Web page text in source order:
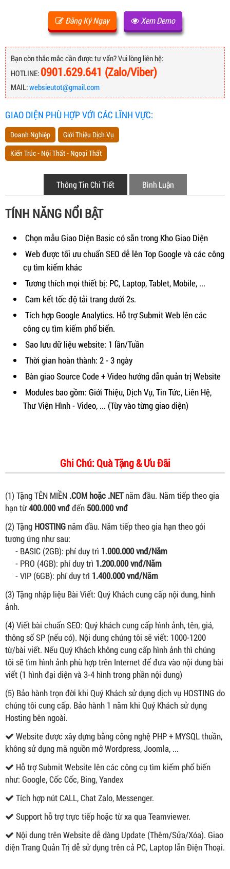
Đăng Ký Ngay Xem Demo
Bạn còn thắc mắc cần được tư vấn? Vui lòng liên hệ:
HOTLINE: 0901.629.641 (Zalo/Viber)
MAIL:websieutot@gmail.com
GIAO DIỆN PHÙ HỢP VỚI CÁC LĨNH VỰC:
Doanh Nghiệp
Giới Thiệu Dịch Vụ
Kiến Trúc - Nội Thất - Ngoại Thất
Thông Tin Chi Tiết Bình Luận
TÍNH NĂNG NỔI BẬT
Chọn mẫu Giao Diện Basic có sẵn trong Kho Giao Diện
Web được tối ưu chuẩn SEO dễ lên Top Google và các công
cụ tìm kiếm khác
Tương thích mọi thiết bị: PC, Laptop, Tablet, Mobile, ...
Cam kết tốc độ tải trang dưới 2s.
Tích hợp Google Analytics. Hỗ trợ Submit Web lên các
công cụ tìm kiếm phổ biến.
Sao lưu dữ liệu website: 1 lần/Tuần
Thời gian hoàn thành: 2 - 3 ngày
Bàn giao Source Code + Video hướng dẫn quản trị Website
Modules bao gồm: Giới Thiệu, Dịch Vụ, Tin Tức, Liên Hệ,
Thư Viện Hình - Video, ... (Tùy vào từng giao diện)
Ghi Chú: Quà Tặng & Ưu Đãi
(1) Tặng TÊN MIỀN .COM hoặc .NETnăm đầu. Năm tiếp theo gia
hạn từ400.000 vnđđến 500.000 vnđ
(2) Tặng HOSTING năm đầu. Năm tiếp theo gia hạn theo gói
tương ứng như sau:
- BASIC (2GB): phí duy trì 1.000.000 vnđ/Năm
- PRO (4GB): phí duy trì 1.200.000 vnđ/Năm
- VIP (6GB): phí duy trì 1.400.000 vnđ/Năm
(3) Tặng nhập liệu Bài Viết: Quý Khách cung cấp nội dung, hình
ảnh.
(4) Viết bài chuẩn SEO: Quý khách cung cấp hình ảnh, tên, giá,
thông số SP (nếu có). Nội dung chúng tôi sẽ viết: 1000-1200
từ/bài viết. Nếu Quý Khách không cung cấp hình ảnh thì chúng
tôi sẽ tìm hình ảnh phù hợp trên Internet để đưa vào nội dung bài
viết (1 hình đại diện và 3-4 hình trong phần nội dung)
(5) Bảo hành trọn đời khi Quý Khách sử dụng dịch vụ HOSTING do
chúng tôi cung cấp. Bảo hành 1 năm khi Quý Khách sử dụng
Hosting bên ngoài.
Website được xây dựng bằng công nghệ PHP + MYSQL thuần,
không sử dụng mã nguồn mở Wordpress, Joomla, ...
Hỗ trợ Submit Website lên các công cụ tìm kiếm phổ biến
như: Google, Cốc Cốc, Bing, Yandex
Tích hợp nút CALL, Chat Zalo, Messenger.
Support hỗ trợ trực tiếp hoặc từ xa qua Teamviewer.
Nội dung trên Website dễ dàng Update (Thêm/Sửa/Xóa). Giao
diện Trang Quản Trị dễ sử dụng trên cả PC, Laptop lẫn Điện Thoại.